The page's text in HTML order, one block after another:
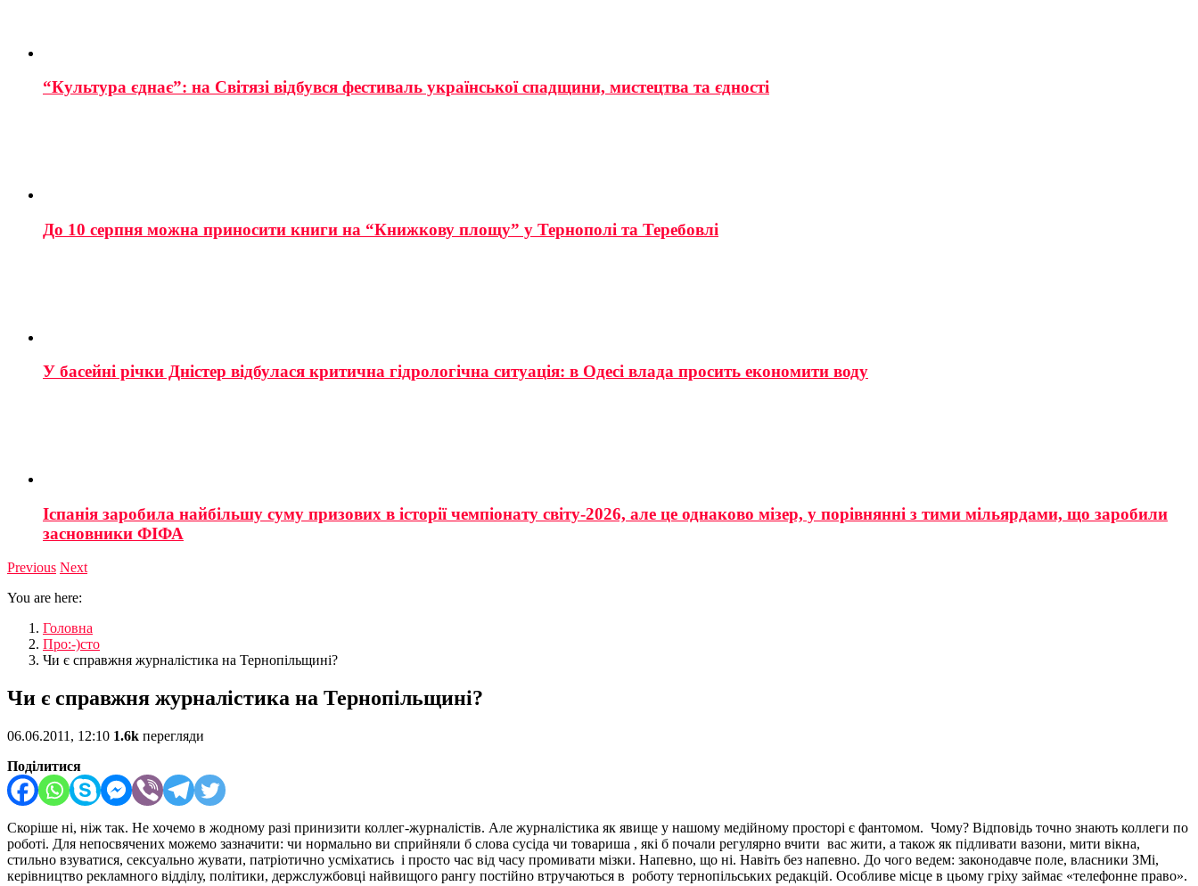
“Культура єднає”: на Світязі відбувся фестиваль української спадщини, мистецтва та єдності
До 10 серпня можна приносити книги на “Книжкову площу” у Тернополі та Теребовлі
У басейні річки Дністер відбулася критична гідрологічна ситуація: в Одесі влада просить економити воду
Іспанія заробила найбільшу суму призових в історії чемпіонату світу-2026, але це однаково мізер, у порівнянні з тими мільярдами, що заробили
засновники ФІФА
Previous Next
You are here:
Головна
Про:-)сто
Чи є справжня журналістика на Тернопільщині?
Чи є справжня журналістика на Тернопільщині?
06.06.2011, 12:10 1.6k перегляди
Поділитися
Скоріше ні, ніж так. Не хочемо в жодному разі принизити коллег-журналістів. Але журналістика як явище у нашому медійному просторі є фантомом. Чому? Відповідь точно знають коллеги по
роботі. Для непосвячених можемо зазначити: чи нормально ви сприйняли б слова сусіда чи товариша , які б почали регулярно вчити вас жити, а також як підливати вазони, мити вікна,
стильно взуватися, сексуально жувати, патріотично усміхатись і просто час від часу промивати мізки. Напевно, що ні. Навіть без напевно. До чого ведем: законодавче поле, власники ЗМі,
керівництво рекламного відділу, політики, держслужбовці найвищого рангу постійно втручаються в роботу тернопільських редакцій. Особливе місце в цьому гріху займає «телефонне право».